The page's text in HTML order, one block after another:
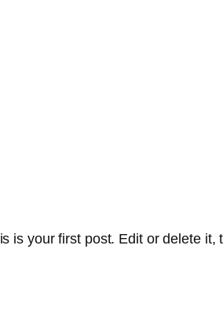
is your first post. Edit or delete it,